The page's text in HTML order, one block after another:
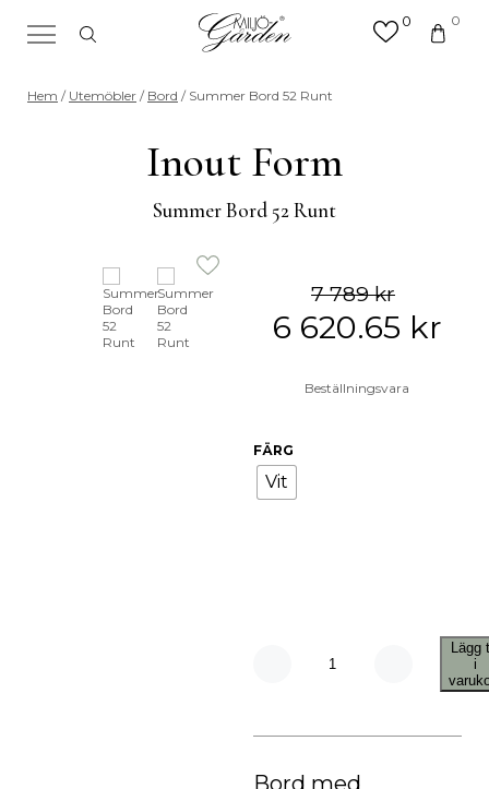
0 0
Sök efter valfri produkt eller
kategori
Hem / Utemöbler / Bord / Summer Bord 52 Runt
Inout Form
Summer Bord 52 Runt
7 789kr
6 620.65 kr
Beställningsvara
FÄRG
Vit
mängd
Lägg
i
Bord med